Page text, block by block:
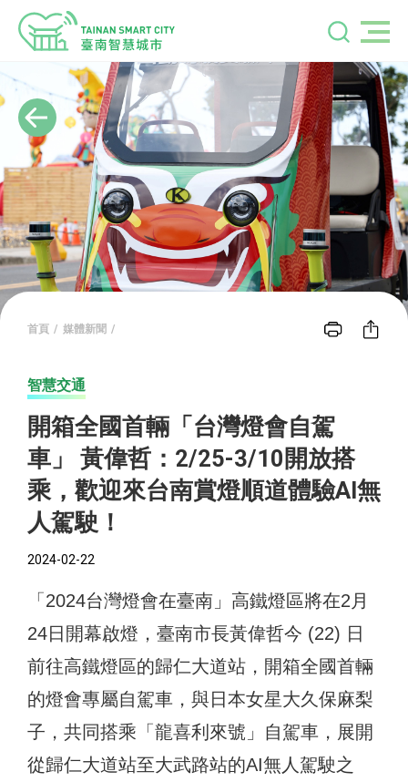
首頁 媒體新聞
智慧交通
開箱全國首輛「台灣燈會自駕
車」 黃偉哲：2/25-3/10開放搭
乘，歡迎來台南賞燈順道體驗AI無
人駕駛！
2024-02-22
「2024台灣燈會在臺南」高鐵燈區將在2月
24日開幕啟燈，臺南市長黃偉哲今 (22) 日
前往高鐵燈區的歸仁大道站，開箱全國首輛
的燈會專屬自駕車，與日本女星大久保麻梨
子，共同搭乘「龍喜利來號」自駕車，展開
從歸仁大道站至大武路站的AI無人駕駛之